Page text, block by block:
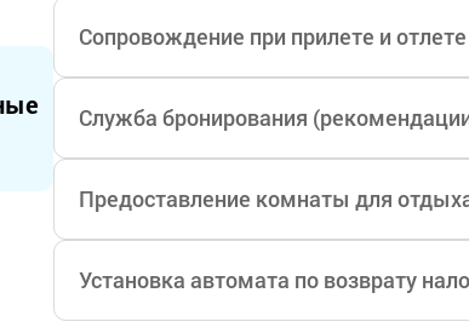
Сопровождение при прилете и
Служба бронирования
Предоставление комнаты для
Установка автомата по возврату